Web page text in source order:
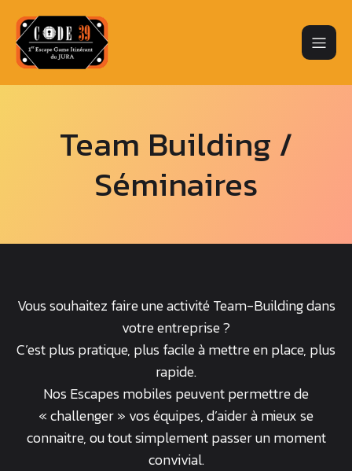
Team Building /
Séminaires
Vous souhaitez faire une activité Team-Building dans
votre entreprise ?
C’est plus pratique, plus facile à mettre en place, plus
rapide.
Nos Escapes mobiles peuvent permettre de
« challenger » vos équipes, d’aider à mieux se
connaitre, ou tout simplement passer un moment
convivial.